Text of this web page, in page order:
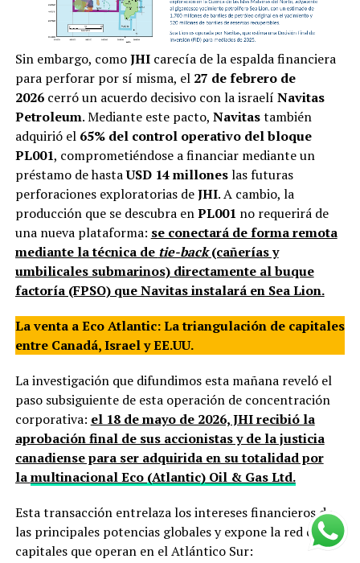
Sin embargo, comoJHIcarecía de la espalda financiera
para perforar por sí misma, el 27 de febrero de
2026cerró un acuerdo decisivo con la israelí Navitas
Petroleum. Mediante este pacto, Navitastambién
adquirió el 65% del control operativo del bloque
PL001, comprometiéndose a financiar mediante un
préstamo de hastaUSD 14 milloneslas futuras
perforaciones exploratorias deJHI. A cambio, la
producción que se descubra enPL001 no requerirá de
una nueva plataforma: se conectará de forma remota
mediante la técnica de tie-back(cañerías y
umbilicales submarinos) directamente al buque
factoría (FPSO) que Navitas instalará en Sea Lion.
La venta a Eco Atlantic: La triangulación de capitales
entre Canadá, Israel y EE.UU.
La investigación que difundimos esta mañana reveló el
paso subsiguiente de esta operación de concentración
corporativa: el 18 de mayo de 2026, JHI recibió la
aprobación final de sus accionistas y de la justicia
canadiense para ser adquirida en su totalidad por
lamultinacional Eco (Atlantic) Oil & Gas Ltd.
Esta transacción entrelaza los intereses financieros de
las principales potencias globales y expone la red de
capitales que operan en el Atlántico Sur: